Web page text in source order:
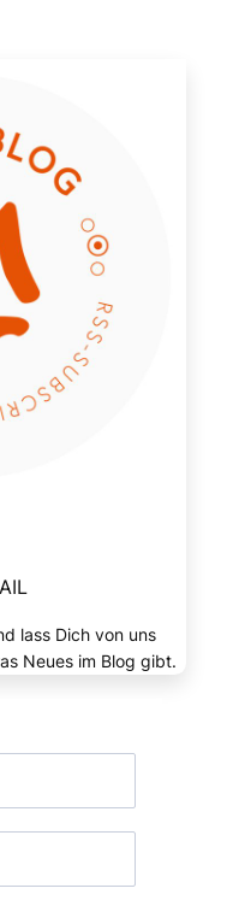
lass Dich von uns
Neues im Blog gibt.